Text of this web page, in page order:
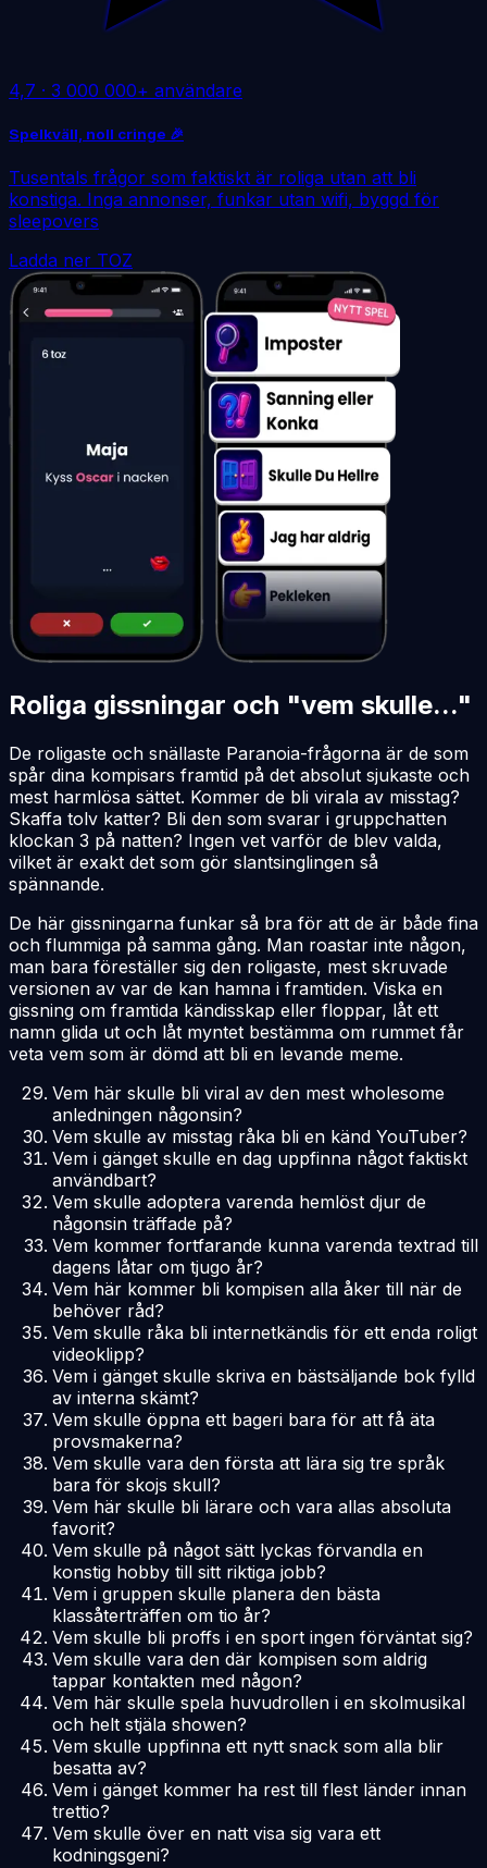
4,7 · 3 000 000+ användare
Spelkväll, noll cringe 🎉
Tusentals frågor som faktiskt är roliga utan att bli
konstiga. Inga annonser, funkar utan wifi, byggd för
sleepovers
Ladda ner TOZ
Roliga gissningar och "vem skulle..."
De roligaste och snällaste Paranoia-frågorna är de som
spår dina kompisars framtid på det absolut sjukaste och
mest harmlösa sättet. Kommer de bli virala av misstag?
Skaffa tolv katter? Bli den som svarar i gruppchatten
klockan 3 på natten? Ingen vet varför de blev valda,
vilket är exakt det som gör slantsinglingen så
spännande.
De här gissningarna funkar så bra för att de är både fina
och flummiga på samma gång. Man roastar inte någon,
man bara föreställer sig den roligaste, mest skruvade
versionen av var de kan hamna i framtiden. Viska en
gissning om framtida kändisskap eller floppar, låt ett
namn glida ut och låt myntet bestämma om rummet får
veta vem som är dömd att bli en levande meme.
Vem här skulle bli viral av den mest wholesome
anledningen någonsin?
Vem skulle av misstag råka bli en känd YouTuber?
Vem i gänget skulle en dag uppfinna något faktiskt
användbart?
Vem skulle adoptera varenda hemlöst djur de
någonsin träffade på?
Vem kommer fortfarande kunna varenda textrad till
dagens låtar om tjugo år?
Vem här kommer bli kompisen alla åker till när de
behöver råd?
Vem skulle råka bli internetkändis för ett enda roligt
videoklipp?
Vem i gänget skulle skriva en bästsäljande bok fylld
av interna skämt?
Vem skulle öppna ett bageri bara för att få äta
provsmakerna?
Vem skulle vara den första att lära sig tre språk
bara för skojs skull?
Vem här skulle bli lärare och vara allas absoluta
favorit?
Vem skulle på något sätt lyckas förvandla en
konstig hobby till sitt riktiga jobb?
Vem i gruppen skulle planera den bästa
klassåterträffen om tio år?
Vem skulle bli proffs i en sport ingen förväntat sig?
Vem skulle vara den där kompisen som aldrig
tappar kontakten med någon?
Vem här skulle spela huvudrollen i en skolmusikal
och helt stjäla showen?
Vem skulle uppfinna ett nytt snack som alla blir
besatta av?
Vem i gänget kommer ha rest till flest länder innan
trettio?
Vem skulle över en natt visa sig vara ett
kodningsgeni?